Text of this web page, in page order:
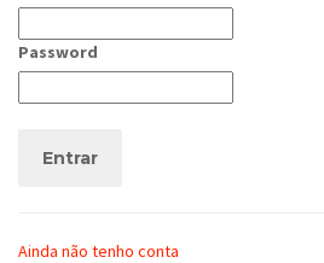
Password
Entrar
Ainda não tenho conta